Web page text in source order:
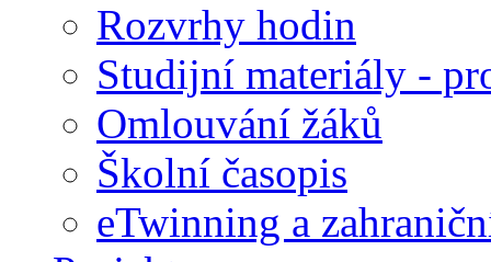
Rozvrhy hodin
Studijní materiály -
Omlouvání žáků
Školní časopis
eTwinning a